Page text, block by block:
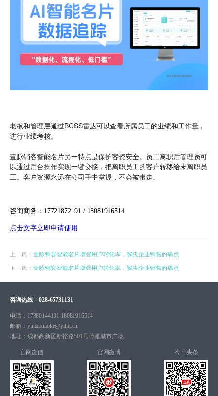
老板和管理层通过BOSS雷达可以查看所属员工的业绩和工作量，
进行业绩考核。
壹脉销客智能名片另一特点是保护客资安全。员工离职后管理员可
以通过后台操作实现一键交接，把离职员工的客户转移给未离职员
工。客户资源永远在公司手中掌握，不会被带走。
咨询商务：17721872191 / 18081916514
点击文字立即申请使用
上一篇： 壹脉销客智能名片增强用户转化率，解决企业销售的痛点
下一篇： 壹脉销客智能名片增强用户转化率，解决企业销售的痛点
咨询热线： 028-65731131
电话： 17380144191 18081916514
邮箱： yimaixiaoke@yiliit.cn
地址： 成都高新区新裕路501号博雅城市广场
官网微信 官网微博 今日头条